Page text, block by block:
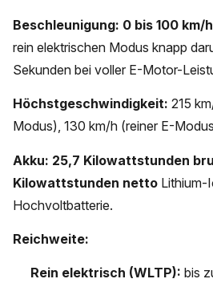
Beschleunigung: 0 bis 100 km/
rein elektrischen Modus knapp
Sekunden bei voller E-Motor-
Höchstgeschwindigkeit: 215
Modus), 130 km/h (reiner E-
Akku: 25,7 Kilowattstunden
Kilowattstunden netto Lithium-
Hochvoltbatterie.
Reichweite:
Rein elektrisch (WLTP): bis